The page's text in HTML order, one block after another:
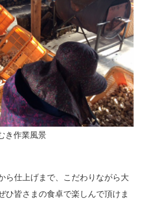
き作業風景
ら仕上げまで、こだわりながら大
ひ皆さまの食卓で楽しんで頂けま